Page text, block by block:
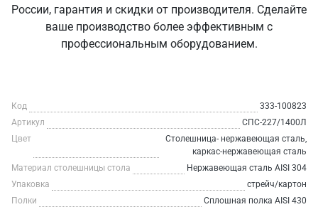
России, гарантия и скидки от производителя. Сделайте
ваше производство более эффективным с
профессиональным оборудованием.
Код
333-100823
Артикул
СПС-227/1400Л
Цвет
Столешница- нержавеющая сталь,
каркас-нержавеющая сталь
Материал столешницы стола
Нержавеющая сталь AISI 304
Упаковка
стрейч/картон
Полки
Сплошная полка AISI 430